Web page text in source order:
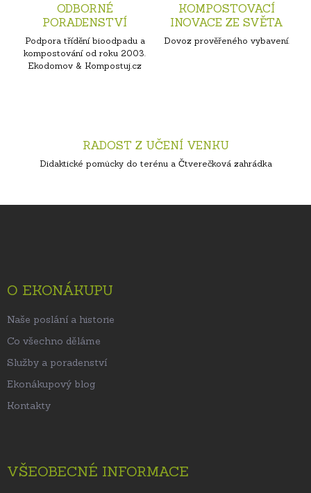
ODBORNÉ
PORADENSTVÍ
Podpora třídění bioodpadu a
kompostování od roku 2003.
Ekodomov & Kompostuj.cz
KOMPOSTOVACÍ
INOVACE ZE SVĚTA
Dovoz prověřeného vybavení.
RADOST Z UČENÍ VENKU
Didaktické pomůcky do terénu a Čtverečková zahrádka
O EKONÁKUPU
Naše poslání a historie
Co všechno děláme
Služby a poradenství
Ekonákupový blog
Kontakty
VŠEOBECNÉ INFORMACE